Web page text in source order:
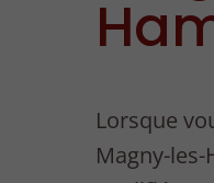
Lorsque
Magny-